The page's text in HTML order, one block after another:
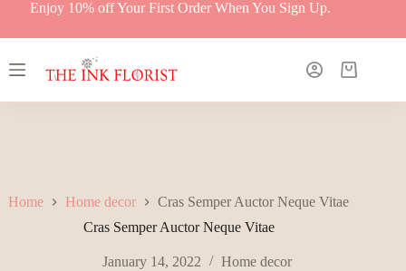
content
Enjoy 10% off Your First Order When You Sign Up.
Shopping
Home Home decor
Cras Semper Auctor Neque Vitae
Cras Semper Auctor Neque Vitae
January 14, 2022 Home decor